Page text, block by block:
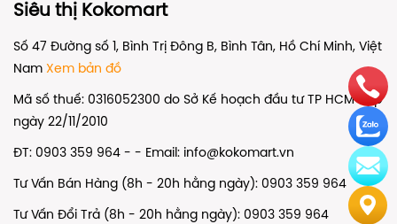
Siêu thị Kokomart
Số 47 Đường số 1, Bình Trị Đông B, Bình Tân, Hồ Chí Minh, Việt
Nam Xem bản đồ
Mã số thuế: 0316052300 do Sở Kế hoạch đầu tư TP HCM cấp
ngày 22/11/2010
ĐT: 0903 359 964 - - Email: info@kokomart.vn
Tư Vấn Bán Hàng (8h - 20h hằng ngày): 0903 359 964
Tư Vấn Đổi Trả (8h - 20h hằng ngày): 0903 359 964